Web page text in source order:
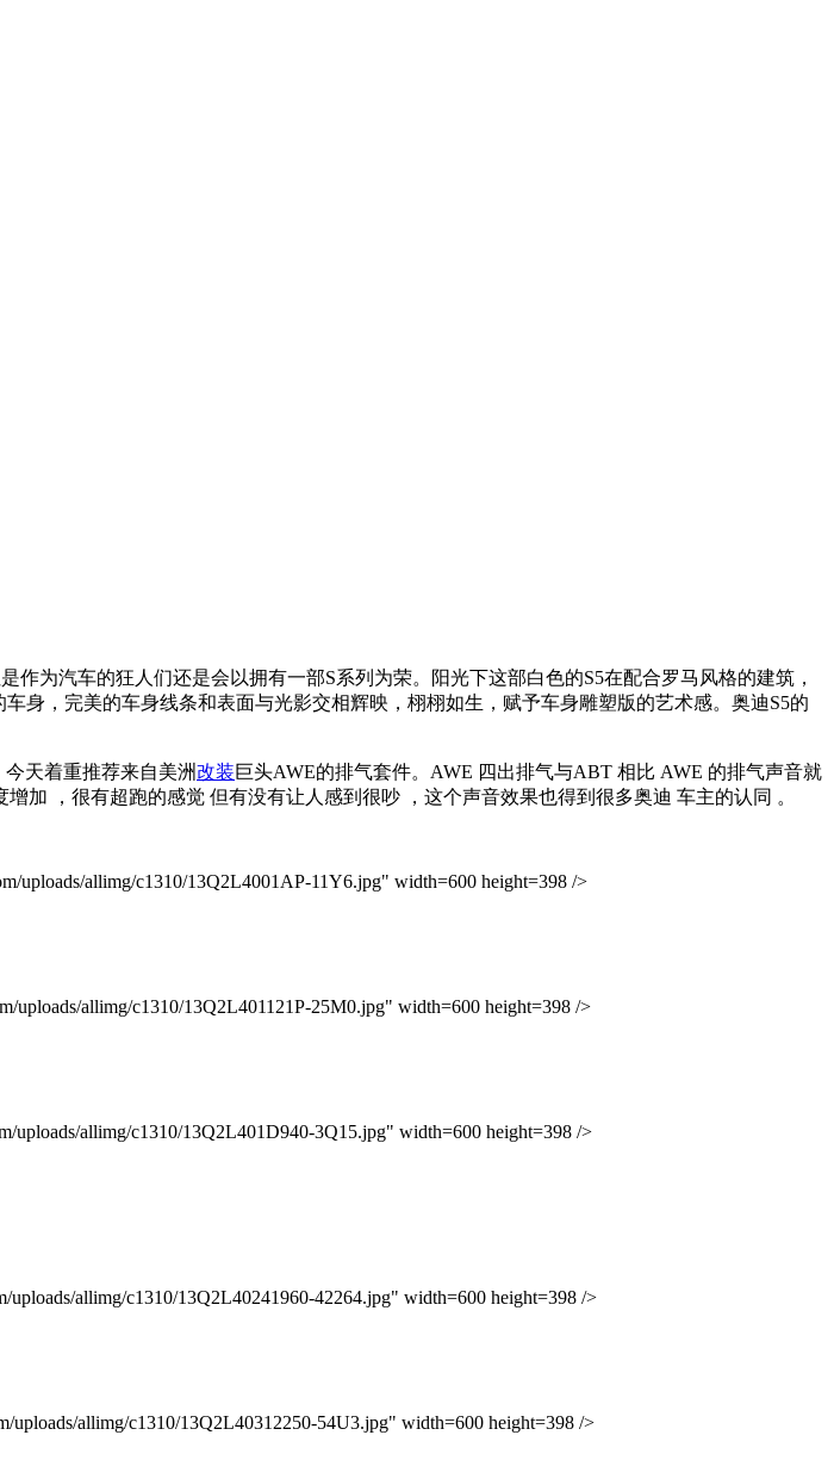
汽车的狂人们还是会以拥有一部S系列为荣。阳光下这部白色的S5在配合罗马风格的建筑，
身，完美的车身线条和表面与光影交相辉映，栩栩如生，赋予车身雕塑版的艺术感。奥迪S5的
天着重推荐来自美洲改装巨头AWE的排气套件。AWE 四出排气与ABT 相比 AWE 的排气声音就
加 ，很有超跑的感觉 但有没有让人感到很吵 ，这个声音效果也得到很多奥迪 车主的认同 。
allimg/c1310/13Q2L4001AP-11Y6.jpg" width=600 height=398 />
allimg/c1310/13Q2L401121P-25M0.jpg" width=600 height=398 />
allimg/c1310/13Q2L401D940-3Q15.jpg" width=600 height=398 />
allimg/c1310/13Q2L40241960-42264.jpg" width=600 height=398 />
allimg/c1310/13Q2L40312250-54U3.jpg" width=600 height=398 />